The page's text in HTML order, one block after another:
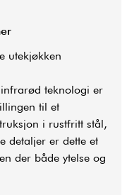
utekjøkken
teknologi er
til et
i rustfritt stål,
detaljer er dette et
der både ytelse og